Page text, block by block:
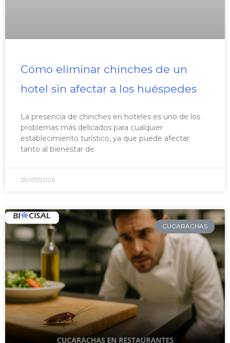
Cómo eliminar chinches de un
hotel sin afectar a los huéspedes
La presencia de chinches en hoteles es uno de los
problemas más delicados para cualquier
establecimiento turístico, ya que puede afectar
tanto al bienestar de
29/07/2026
CUCARACHAS